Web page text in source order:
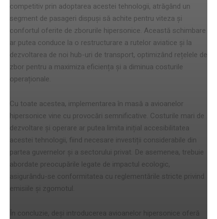
competitiv prin adoptarea acestei tehnologii, atrăgând un
segment de pasageri dispuși să achite pentru viteza și
confortul oferite de zborurile hipersonice. Această schimbare
ar putea conduce la o restructurare a rutelor aviatice și la
dezvoltarea de noi hub-uri de transport, optimizând rețelele de
zbor pentru a maximiza eficiența și a diminua costurile
operaționale.
Cu toate acestea, implementarea în masă a avioanelor
hipersonice vine cu provocări semnificative. Costurile mari de
dezvoltare și operare ar putea limita inițial accesibilitatea
acestei tehnologii, fiind necesare investiții considerabile din
partea guvernelor și a sectorului privat. De asemenea, trebuie
abordate preocupările legate de impactul ecologic,
asigurându-se conformitatea cu reglementările stricte privind
emisiile și zgomotul.
În concluzie, deși introducerea avioanelor hipersonice oferă